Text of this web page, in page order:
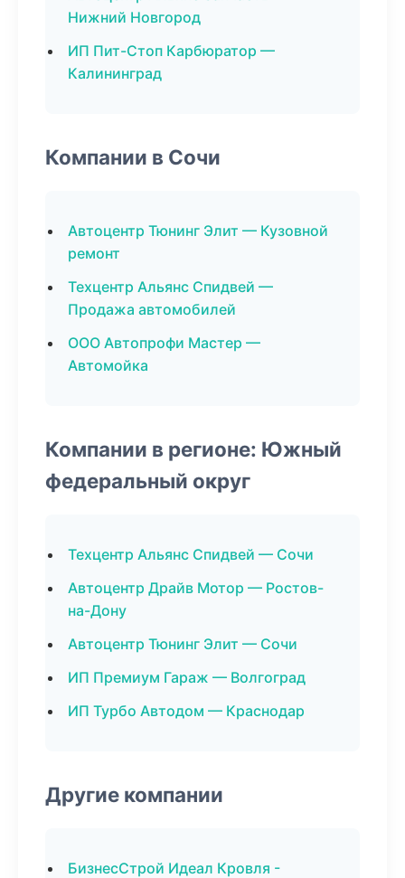
Нижний Новгород
ИП Пит-Стоп Карбюратор —
Калининград
Компании в Сочи
Автоцентр Тюнинг Элит — Кузовной
ремонт
Техцентр Альянс Спидвей —
Продажа автомобилей
ООО Автопрофи Мастер —
Автомойка
Компании в регионе: Южный
федеральный округ
Техцентр Альянс Спидвей — Сочи
Автоцентр Драйв Мотор — Ростов-
на-Дону
Автоцентр Тюнинг Элит — Сочи
ИП Премиум Гараж — Волгоград
ИП Турбо Автодом — Краснодар
Другие компании
БизнесСтрой Идеал Кровля -